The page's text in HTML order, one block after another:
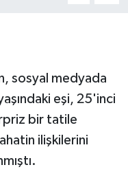
sosyal medyada
eşi, 25'inci
bir tatile
ilişkilerini